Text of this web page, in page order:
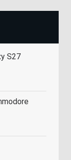
S27